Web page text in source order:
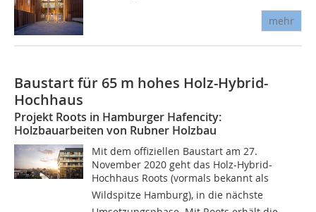
mehr
Baustart für 65 m hohes Holz-Hybrid-
Hochhaus
Projekt Roots in Hamburger Hafencity:
Holzbauarbeiten von Rubner Holzbau
Mit dem offiziellen Baustart am 27.
November 2020 geht das Holz-Hybrid-
Hochhaus Roots (vormals bekannt als
Wildspitze Hamburg), in die nächste